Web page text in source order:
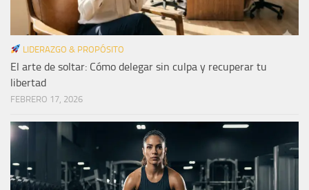
LIDERAZGO & PROPÓSITO
El arte de soltar: Cómo delegar sin culpa y recuperar tu
libertad
FEBRERO 17, 2026